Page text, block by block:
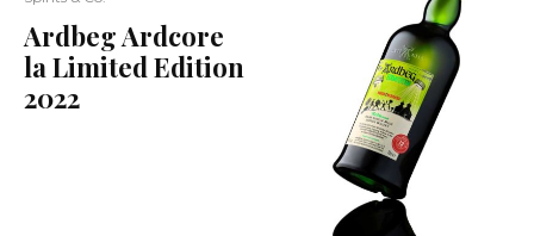
Ardbeg Ardcore
la Limited Edition
2022